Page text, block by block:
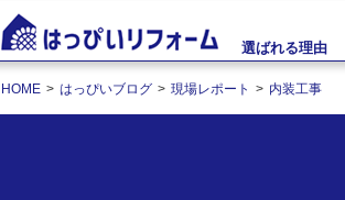
選ばれる理由
HOME はっぴいブログ 現場レポート 内装工事